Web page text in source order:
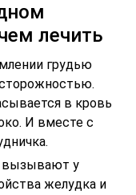
лечить
грудью
в кровь
И вместе с
вызывают у
желудка и